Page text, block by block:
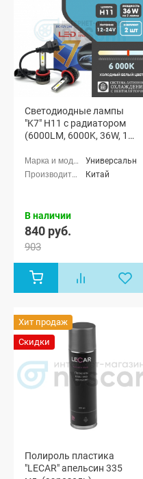
Светодиодные лампы
"K7" H11 с радиатором
(6000LM, 6000K, 36W, 12-
Универсальные
Китай
В наличии
840 руб.
903
Хит продаж
Скидки
Полироль пластика
"LECAR" апельсин 335